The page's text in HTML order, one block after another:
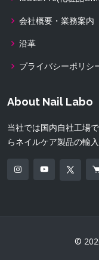
会社概要・業務案内
沿革
プライバシーポリシ
About Nail Labo
当社では国内自社工場
らネイルケア製品の輸
©